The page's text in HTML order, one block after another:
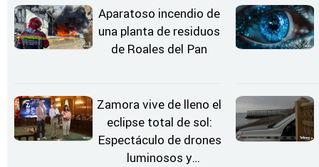
Aparatoso incendio de
una planta de residuos
de Roales del Pan
Zamora vive de lleno el
eclipse total de sol:
Espectáculo de drones
luminosos y